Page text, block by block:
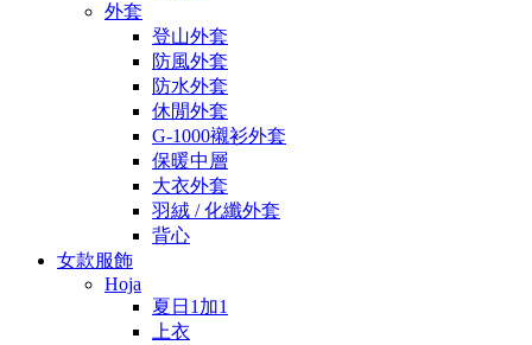
外套
登山外套
防風外套
防水外套
休閒外套
G-1000襯衫外套
保暖中層
大衣外套
羽絨 / 化纖外套
背心
女款服飾
Hoja
夏日1加1
上衣